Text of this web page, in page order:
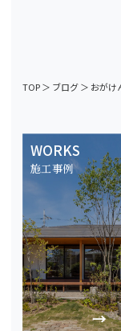
TOP＞ ブログ＞ おがけ
WORKS
施工事例